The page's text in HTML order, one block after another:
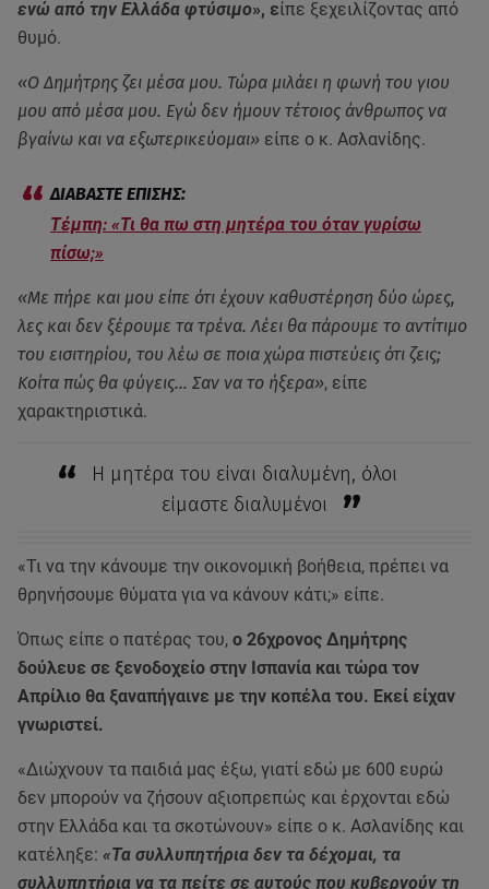
ενώ από την Ελλάδα φτύσιμο», είπε ξεχειλίζοντας από
θυμό.
«Ο Δημήτρης ζει μέσα μου. Τώρα μιλάει η φωνή του γιου
μου από μέσα μου. Εγώ δεν ήμουν τέτοιος άνθρωπος να
βγαίνω και να εξωτερικεύομαι» είπε ο κ. Ασλανίδης.
Τέμπη: «Τι θα πω στη μητέρα του όταν γυρίσω
πίσω;»
«Με πήρε και μου είπε ότι έχουν καθυστέρηση δύο ώρες,
λες και δεν ξέρουμε τα τρένα. Λέει θα πάρουμε το αντίτιμο
του εισιτηρίου, του λέω σε ποια χώρα πιστεύεις ότι ζεις;
Κοίτα πώς θα φύγεις… Σαν να το ήξερα», είπε
χαρακτηριστικά.
Η μητέρα του είναι διαλυμένη, όλοι
είμαστε διαλυμένοι
«Τι να την κάνουμε την οικονομική βοήθεια, πρέπει να
θρηνήσουμε θύματα για να κάνουν κάτι;» είπε.
Όπως είπε ο πατέρας του, ο 26χρονος Δημήτρης
δούλευε σε ξενοδοχείο στην Ισπανία και τώρα τον
Απρίλιο θα ξαναπήγαινε με την κοπέλα του. Εκεί είχαν
γνωριστεί.
«Διώχνουν τα παιδιά μας έξω, γιατί εδώ με 600 ευρώ
δεν μπορούν να ζήσουν αξιοπρεπώς και έρχονται εδώ
στην Ελλάδα και τα σκοτώνουν» είπε ο κ. Ασλανίδης και
κατέληξε: «Τα συλλυπητήρια δεν τα δέχομαι, τα
συλλυπητήρια να τα πείτε σε αυτούς που κυβερνούν τη